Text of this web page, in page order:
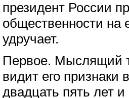
президент России
общественности на
удручает.
Первое. Мыслящий
видит его
двадцать пять лет